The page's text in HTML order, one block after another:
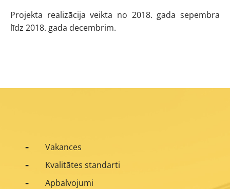
Projekta realizācija veikta no 2018. gada sepembra
līdz 2018. gada decembrim.
Vakances
Kvalitātes standarti
Apbalvojumi